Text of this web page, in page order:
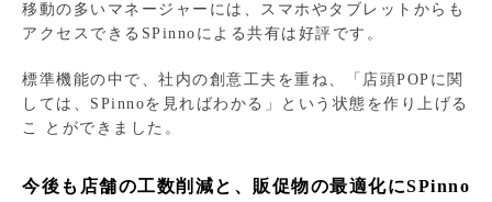
移動の多いマネージャーには、スマホやタブレットからも
アクセスできるSPinnoによる共有は好評です。
標準機能の中で、社内の創意工夫を重ね、「店頭POPに関
しては、SPinnoを見ればわかる」という状態を作り上げる
こ とができました。
今後も店舗の工数削減と、販促物の最適化にSPinno